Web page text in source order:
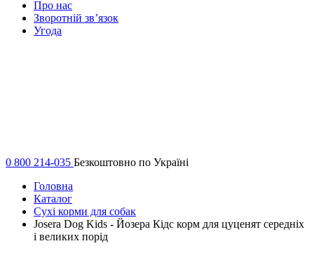
Про нас
Зворотній зв’язок
Угода
0 800 214-035 Безкоштовно по Україні
Головна
Каталог
Сухі корми для собак
Josera Dog Kids - Йозера Кідс корм для цуценят середніх
і великих порід